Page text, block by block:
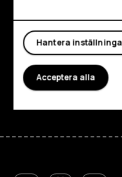
Om
Planet and people
Kundservice
FacebookInstagram
Tiktok
Hantera
Acceptera alla